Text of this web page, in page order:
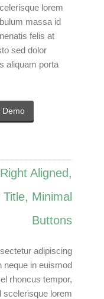
lorem
massa id
felis at
sed dolor
aliquam porta
Demo
Aligned,
Minimal
Buttons
adipiscing
neque in euismod
rhoncus tempor,
scelerisque lorem